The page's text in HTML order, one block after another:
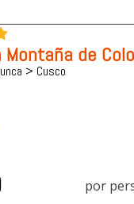
Montaña de
> Cusco
por